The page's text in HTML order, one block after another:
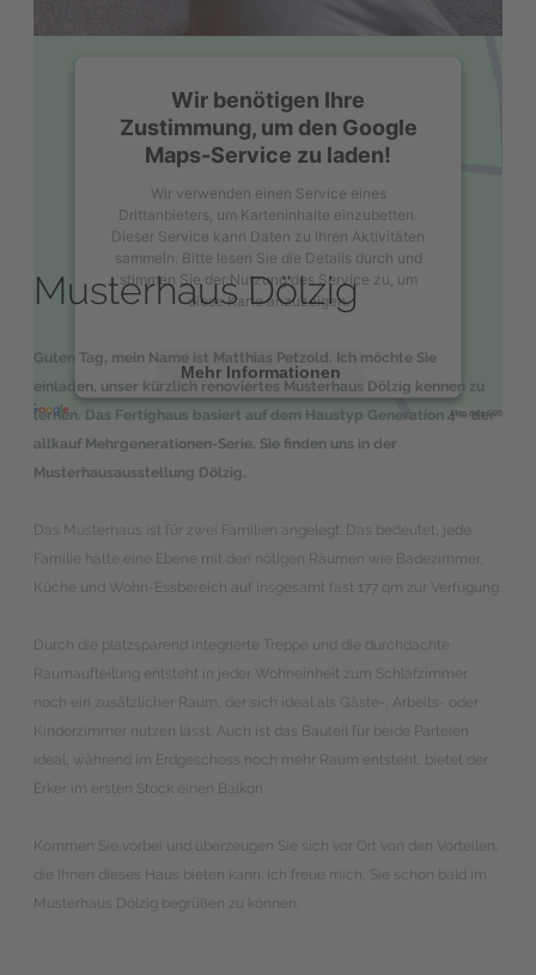
Wir benötigen Ihre
Zustimmung, um den Google
Maps-Service zu laden!
Wir verwenden einen Service eines
Drittanbieters, um Karteninhalte einzubetten.
Dieser Service kann Daten zu Ihren Aktivitäten
sammeln. Bitte lesen Sie die Details durch und
stimmen Sie der Nutzung des Service zu, um
diese Karte anzuzeigen.
Mehr Informationen
powered byUsercentrics Consent
Musterhaus Dölzig
Guten Tag, mein Name ist Matthias Petzold. Ich möchte Sie
einladen, unser kürzlich renoviertes Musterhaus Dölzig kennen zu
lernen. Das Fertighaus basiert auf dem Haustyp Generation 4 – der
allkauf Mehrgenerationen-Serie. Sie finden uns in der
Musterhausausstellung Dölzig.
Das Musterhaus ist für zwei Familien angelegt. Das bedeutet, jede
Familie hätte eine Ebene mit den nötigen Räumen wie Badezimmer,
Küche und Wohn-Essbereich auf insgesamt fast 177 qm zur Verfügung.
Durch die platzsparend integrierte Treppe und die durchdachte
Raumaufteilung entsteht in jeder Wohneinheit zum Schlafzimmer
noch ein zusätzlicher Raum, der sich ideal als Gäste-, Arbeits- oder
Kinderzimmer nutzen lässt. Auch ist das Bauteil für beide Parteien
ideal, während im Erdgeschoss noch mehr Raum entsteht, bietet der
Erker im ersten Stock einen Balkon.
Kommen Sie vorbei und überzeugen Sie sich vor Ort von den Vorteilen,
die Ihnen dieses Haus bieten kann. Ich freue mich, Sie schon bald im
Musterhaus Dölzig begrüßen zu können.